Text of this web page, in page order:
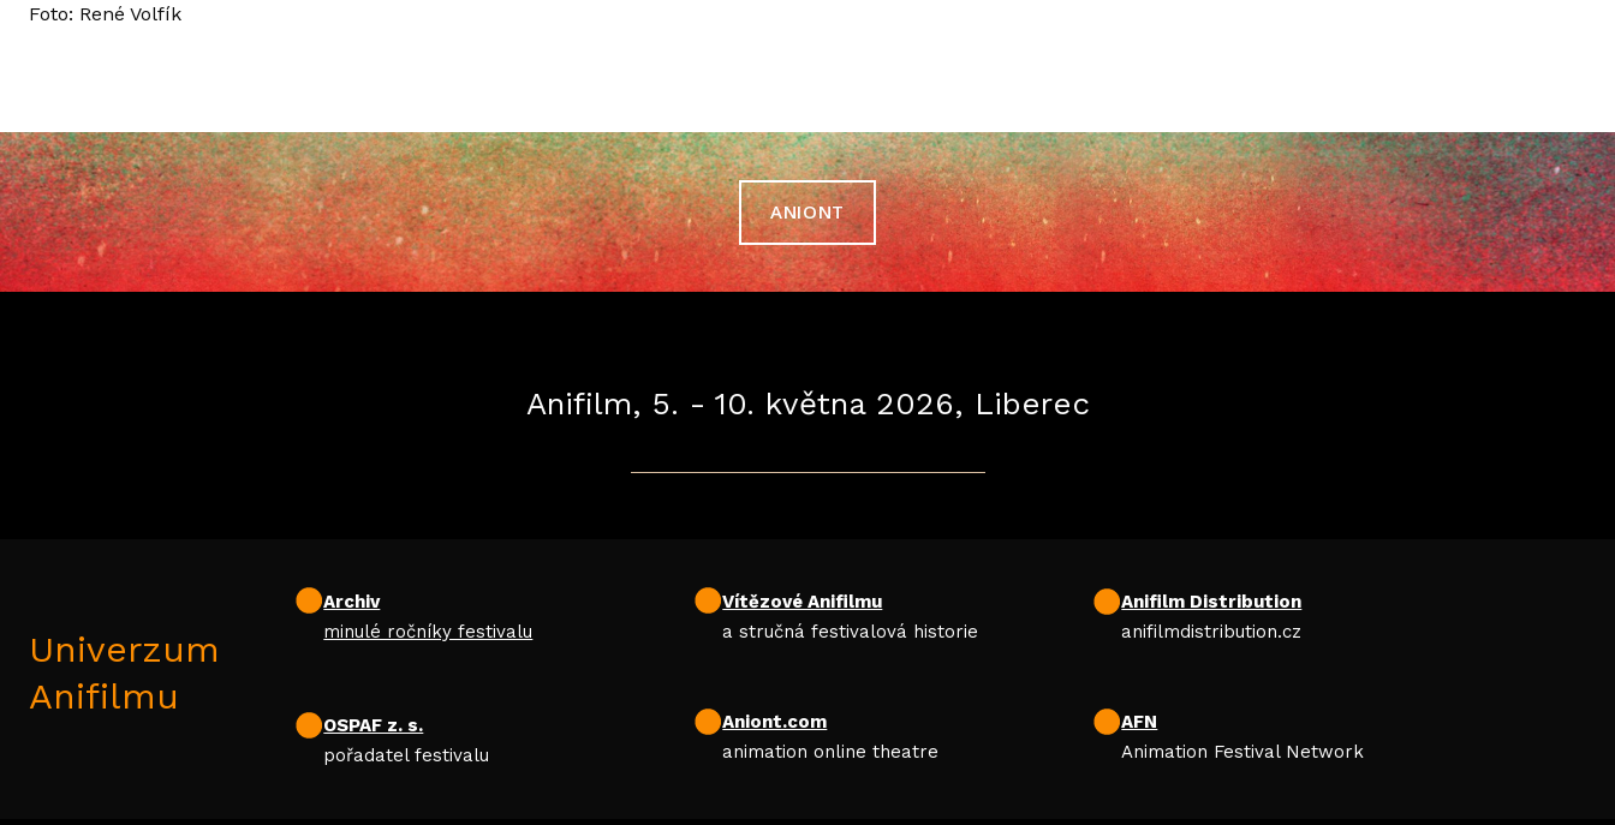
Foto: René Volfík
ANIONT
Anifilm, 5. - 10. května 2026, Liberec
Univerzum
Anifilmu
Archiv
minulé ročníky festivalu
OSPAF z. s.
pořadatel festivalu
Vítězové Anifilmu
a stručná festivalová historie
Aniont.com
animation online theatre
Anifilm Distribution
anifilmdistribution.cz
AFN
Animation Festival Network